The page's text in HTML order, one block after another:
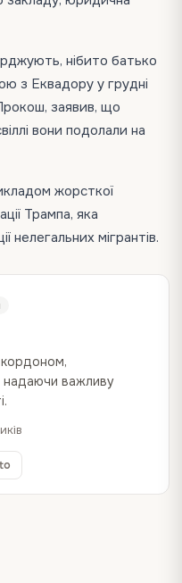
нібито батько
з Еквадору у грудні
заявив, що
вони подолали на
жорсткої
Трампа, яка
нелегальних мігрантів.
кордоном,
надаючи важливу